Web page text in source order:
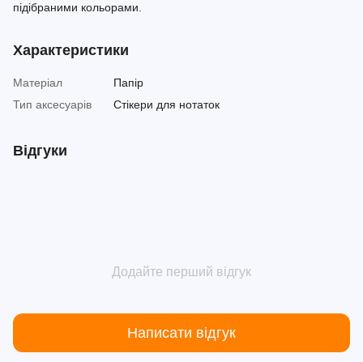
підібраними кольорами.
Характеристики
Матеріал
Папір
Тип аксесуарів
Стікери для нотаток
Відгуки
Додайте перший відгук
Написати відгук